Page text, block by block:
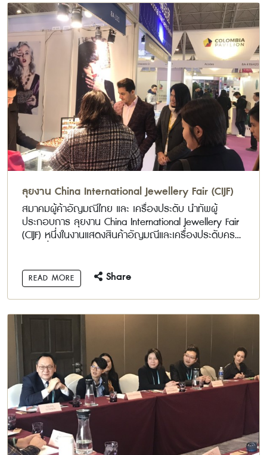
ลุยงาน China International Jewellery Fair (CIJF)
สมาคมผู้ค้าอัญมณีไทย และ เครื่องประดับ นำทัพผู้
ประกอบการ ลุยงาน China International Jewellery Fair
(CIJF) หนึ่งในงานแสดงสินค้าอัญมณีและเครื่องประดับครบ
READ MORE Share